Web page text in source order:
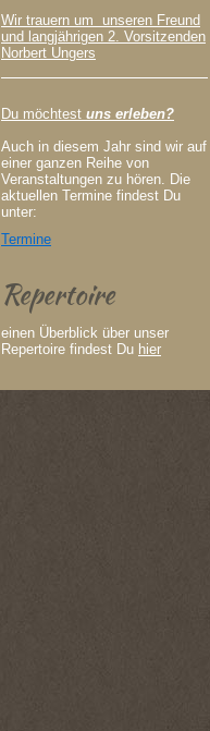
Wir trauern um unseren Freund
und langjährigen 2. Vorsitzenden
Norbert Ungers
Du möchtest uns erleben?
Auch in diesem Jahr sind wir auf
einer ganzen Reihe von
Veranstaltungen zu hören. Die
aktuellen Termine findest Du
unter:
Termine
Repertoire
einen Überblick über unser
Repertoire findest Du hier